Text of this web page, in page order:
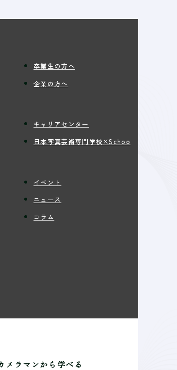
卒業生の方へ
企業の方へ
キャリアセンター
日本写真芸術専門学校×Schoo
イベント
ニュース
コラム
メラマンから学べる